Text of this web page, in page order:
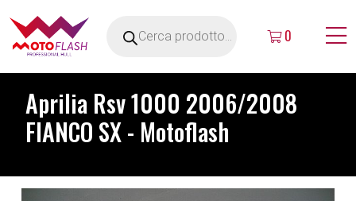
0
Aprilia Rsv 1000 2006/2008
FIANCO SX - Motoflash